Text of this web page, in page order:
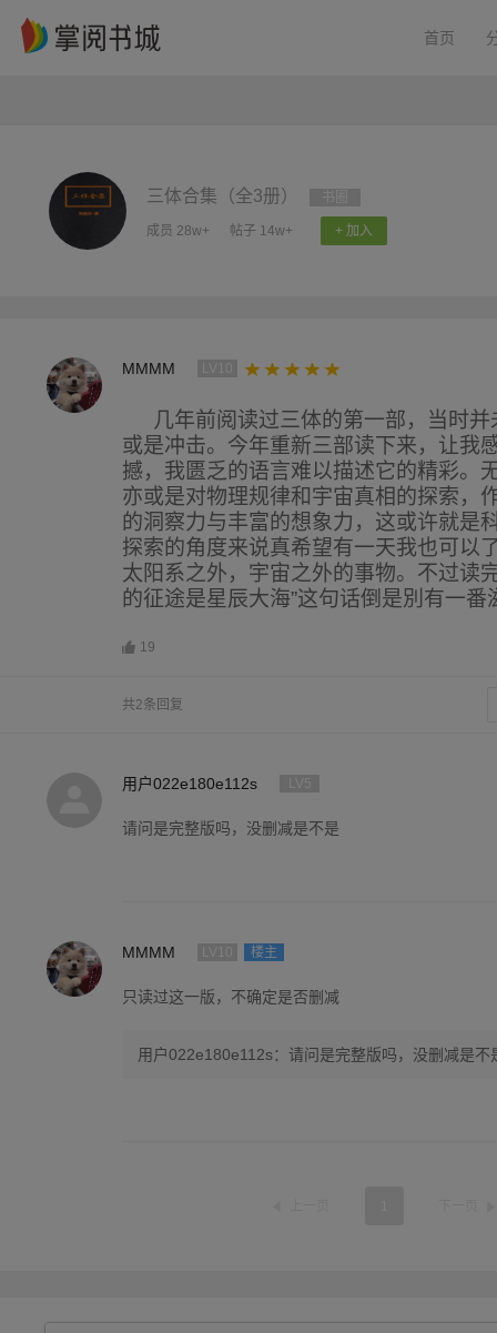
首页
三体合集（全3册）
成员 28w+ 帖子 14w+ + 加入
MMMM
几年前阅读过三体的第一部，当时
或是冲击。今年重新三部读下来，让我
撼，我匮乏的语言难以描述它的精彩。
亦或是对物理规律和宇宙真相的探索，
的洞察力与丰富的想象力，这或许就是
探索的角度来说真希望有一天我也可以
太阳系之外，宇宙之外的事物。不过读
的征途是星辰大海”这句话倒是別有一番
19
共2条回复
用户022e180e112s
请问是完整版吗，没删减是不是
MMMM 楼主
只读过这一版，不确定是否删减
用户022e180e112s：请问是完整版吗，没删减是不